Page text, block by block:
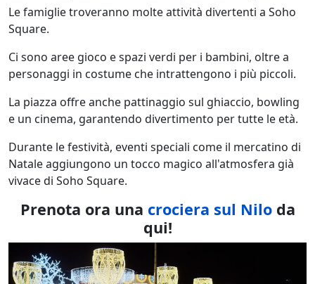
Le famiglie troveranno molte attività divertenti a Soho
Square.
Ci sono aree gioco e spazi verdi per i bambini, oltre a
personaggi in costume che intrattengono i più piccoli.
La piazza offre anche pattinaggio sul ghiaccio, bowling
e un cinema, garantendo divertimento per tutte le età.
Durante le festività, eventi speciali come il mercatino di
Natale aggiungono un tocco magico all'atmosfera già
vivace di Soho Square.
Prenota ora una crociera sul Niloda
qui!